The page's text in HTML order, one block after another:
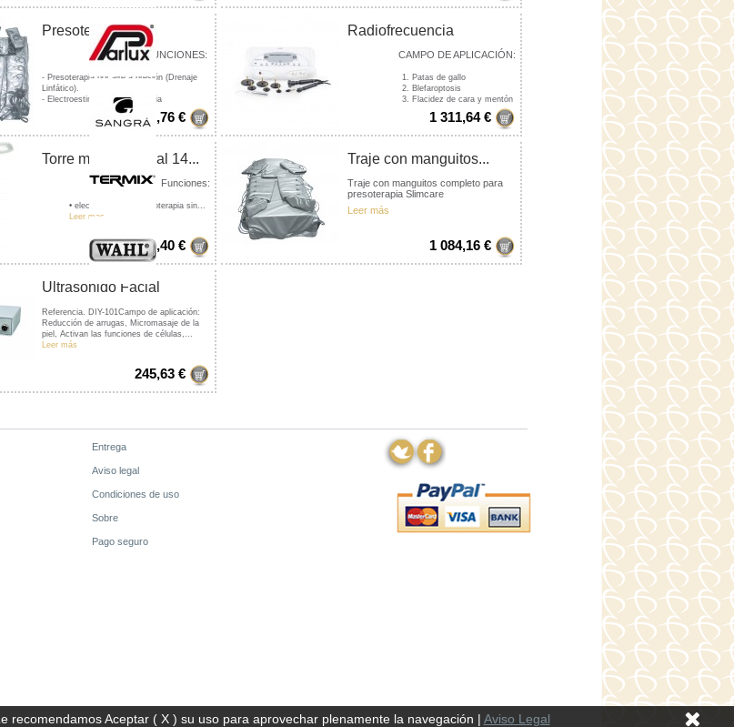
Presoterapia +...
FUNCIONES:
- Presoterapia por aire a presión (Drenaje
Linfático).
- Electroestimulación (Gimnasia
1 640,76 €
Radiofrecuencia
CAMPO DE APLICACIÓN:
1. Patas de gallo
2. Blefaroptosis
3. Flacidez de cara y mentón
4. otros...Leer más
1 311,64 €
Torre multifuncional 14...
Funciones:
• electroporación (mesoterapia sin...
Leer más
2 226,40 €
Traje con manguitos...
Traje con manguitos completo para
presoterapia Slimcare
Leer más
1 084,16 €
Ultrasonido Facial
Referencia. DIY-101Campo de aplicación:
Reducción de arrugas, Micromasaje de la
piel, Activan las funciones de células,...
Leer más
245,63 €
Entrega
Aviso legal
Condiciones de uso
Sobre
Pago seguro
e recomendamos Aceptar ( X ) su uso para aprovechar plenamente la navegación | Aviso Legal